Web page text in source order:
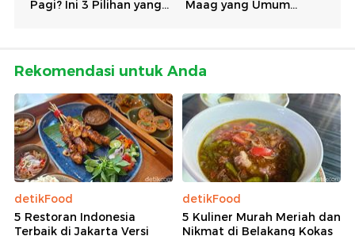
Rekomendasi untuk Anda
detikFood
5 Restoran Indonesia
Terbaik di Jakarta Versi
detikFood
5 Kuliner Murah Meriah dan
Nikmat di Belakang Kokas